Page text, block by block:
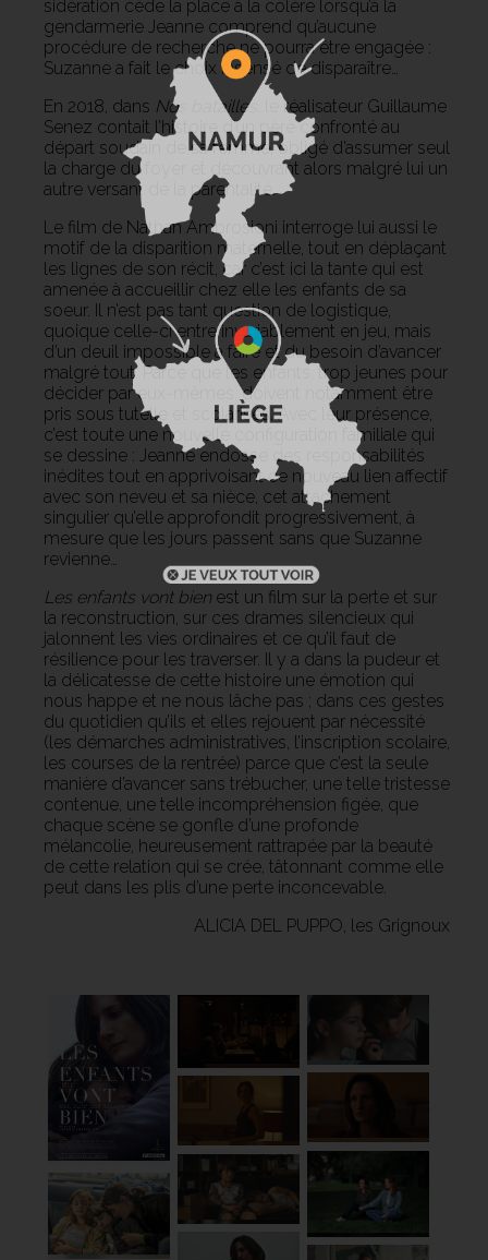
sidération cède la place à la colère lorsqu’à la
gendarmerie Jeanne comprend qu’aucune
procédure de recherche ne pourra être engagée :
Suzanne a fait le choix insensé de disparaître…
En 2018, dans Nos batailles
, le réalisateur Guillaume
Senez contait l’histoire d’un père confronté au
départ soudain de sa femme, obligé d’assumer seul
la charge du foyer et découvrant alors malgré lui un
autre versant de la parentalité.
Le film de Nathan Ambrosioni interroge lui aussi le
motif de la disparition maternelle, tout en déplaçant
les lignes de son récit, car c’est ici la tante qui est
amenée à accueillir chez elle les enfants de sa
soeur. Il n’est pas tant question de logistique,
quoique celle-ci entre invariablement en jeu, mais
d’un deuil impossible à faire et du besoin d’avancer
malgré tout. Parce que les enfants, trop jeunes pour
décider par eux-mêmes, doivent notamment être
pris sous tutelle et scolarisés. Avec leur présence,
c’est toute une nouvelle configuration familiale qui
se dessine : Jeanne endosse des responsabilités
inédites tout en apprivoisant ce nouveau lien affectif
avec son neveu et sa nièce, cet attachement
singulier qu’elle approfondit progressivement, à
mesure que les jours passent sans que Suzanne
revienne…
Les enfants vont bienest un film sur la perte et sur
la reconstruction, sur ces drames silencieux qui
jalonnent les vies ordinaires et ce qu’il faut de
résilience pour les traverser. Il y a dans la pudeur et
la délicatesse de cette histoire une émotion qui
nous happe et ne nous lâche pas ; dans ces gestes
du quotidien qu’ils et elles rejouent par nécessité
(les démarches administratives, l’inscription scolaire,
les courses de la rentrée) parce que c’est la seule
manière d’avancer sans trébucher, une telle tristesse
contenue, une telle incompréhension figée, que
chaque scène se gonfle d’une profonde
mélancolie, heureusement rattrapée par la beauté
de cette relation qui se crée, tâtonnant comme elle
peut dans les plis d’une perte inconcevable.
ALICIA DEL PUPPO, les Grignoux